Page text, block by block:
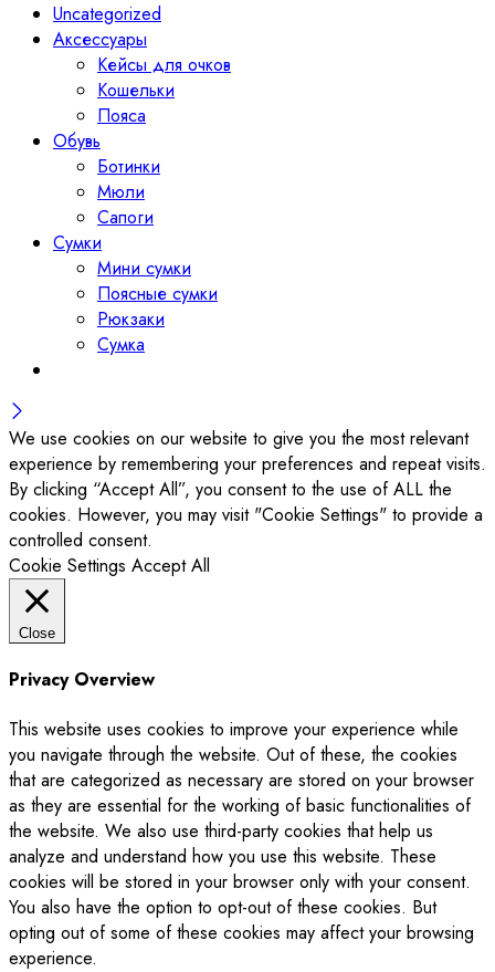
Uncategorized
Аксессуары
Кейсы для очков
Кошельки
Пояса
Обувь
Ботинки
Мюли
Сапоги
Сумки
Мини сумки
Поясные сумки
Рюкзаки
Сумка
We use cookies on our website to give you the most relevant
experience by remembering your preferences and repeat visits.
By clicking “Accept All”, you consent to the use of ALL the
cookies. However, you may visit "Cookie Settings" to provide a
controlled consent.
Cookie Settings Accept All
Close
Privacy Overview
This website uses cookies to improve your experience while
you navigate through the website. Out of these, the cookies
that are categorized as necessary are stored on your browser
as they are essential for the working of basic functionalities of
the website. We also use third-party cookies that help us
analyze and understand how you use this website. These
cookies will be stored in your browser only with your consent.
You also have the option to opt-out of these cookies. But
opting out of some of these cookies may affect your browsing
experience.